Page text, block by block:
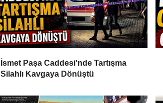
İsmet Paşa Caddesi'nde Tartışma
Silahlı Kavgaya Dönüştü